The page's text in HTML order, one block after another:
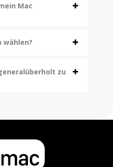
Mac
wählen?
zu